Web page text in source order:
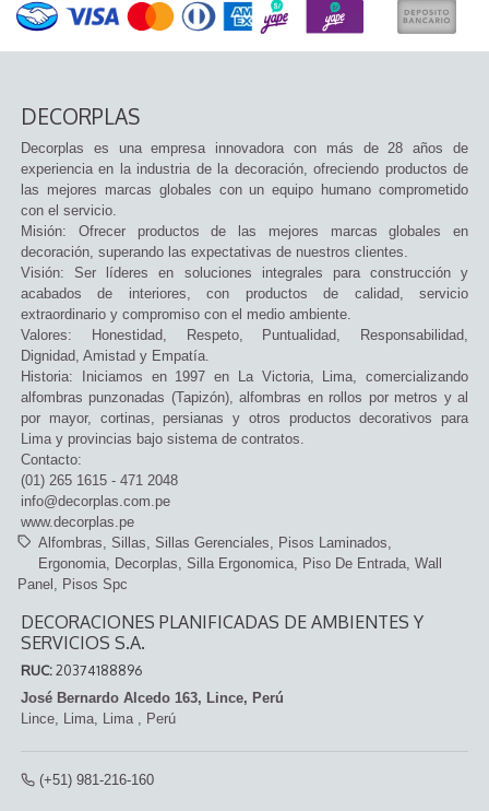
DECORPLAS
Decorplas es una empresa innovadora con más de 28 años de
experiencia en la industria de la decoración, ofreciendo productos de
las mejores marcas globales con un equipo humano comprometido
con el servicio.
Misión: Ofrecer productos de las mejores marcas globales en
decoración, superando las expectativas de nuestros clientes.
Visión: Ser líderes en soluciones integrales para construcción y
acabados de interiores, con productos de calidad, servicio
extraordinario y compromiso con el medio ambiente.
Valores: Honestidad, Respeto, Puntualidad, Responsabilidad,
Dignidad, Amistad y Empatía.
Historia: Iniciamos en 1997 en La Victoria, Lima, comercializando
alfombras punzonadas (Tapizón), alfombras en rollos por metros y al
por mayor, cortinas, persianas y otros productos decorativos para
Lima y provincias bajo sistema de contratos.
Contacto:
(01) 265 1615 - 471 2048
info@decorplas.com.pe
www.decorplas.pe
Alfombras
Sillas Sillas Gerenciales
Pisos Laminados
Ergonomia
Decorplas Silla Ergonomica Piso De Entrada Wall
Panel
Pisos Spc
DECORACIONES PLANIFICADAS DE AMBIENTES Y
SERVICIOS S.A.
RUC:20374188896
José Bernardo Alcedo 163, Lince, Perú
Lince, Lima, Lima , Perú
(+51) 981-216-160